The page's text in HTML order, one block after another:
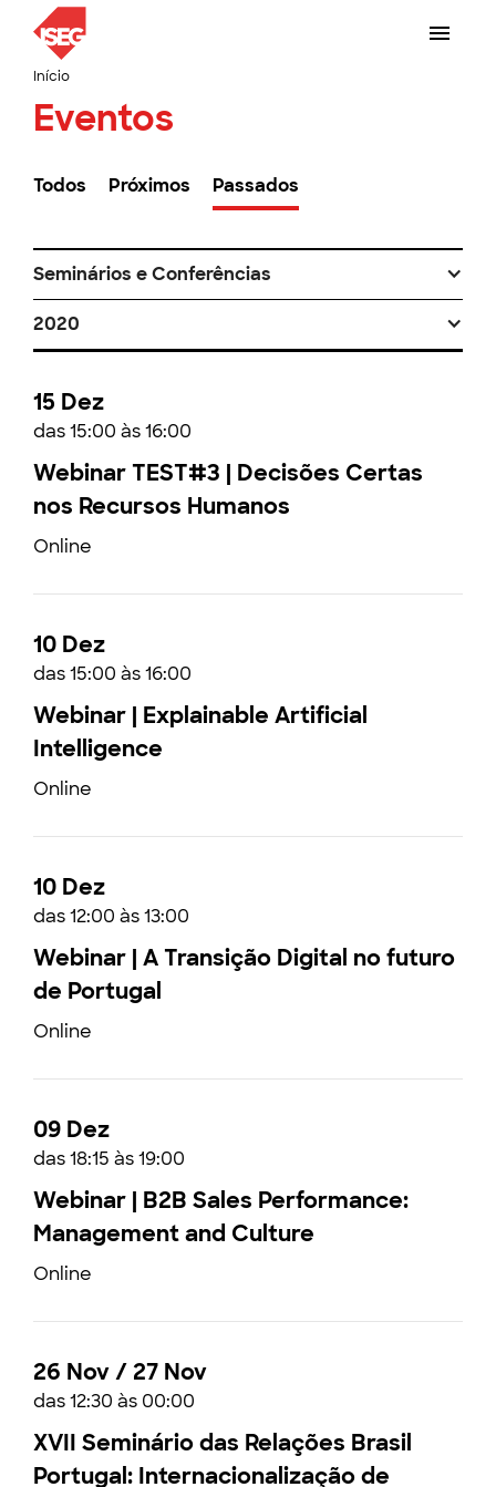
Início
Eventos
Todos Próximos Passados
Seminários e Conferências
2020
15 Dez
das 15:00 às 16:00
Webinar TEST#3 | Decisões Certas
nos Recursos Humanos
Online
10 Dez
das 15:00 às 16:00
Webinar | Explainable Artificial
Intelligence
Online
10 Dez
das 12:00 às 13:00
Webinar | A Transição Digital no futuro
de Portugal
Online
09 Dez
das 18:15 às 19:00
Webinar | B2B Sales Performance:
Management and Culture
Online
26 Nov / 27 Nov
das 12:30 às 00:00
XVII Seminário das Relações Brasil
Portugal: Internacionalização de